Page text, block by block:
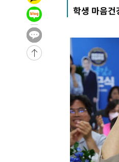
학생 마음